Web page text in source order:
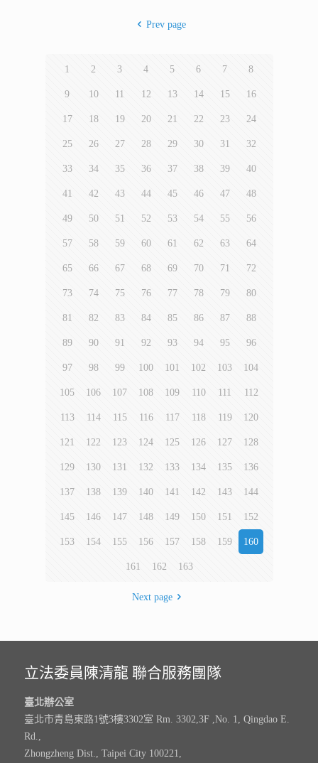
Prev page
1 2 3 4 5 6 7 8
9 10 11 12 13 14 15 16
17 18 19 20 21 22 23 24
25 26 27 28 29 30 31 32
33 34 35 36 37 38 39 40
41 42 43 44 45 46 47 48
49 50 51 52 53 54 55 56
57 58 59 60 61 62 63 64
65 66 67 68 69 70 71 72
73 74 75 76 77 78 79 80
81 82 83 84 85 86 87 88
89 90 91 92 93 94 95 96
97 98 99 100 101 102 103 104
105 106 107 108 109 110 111 112
113 114 115 116 117 118 119 120
121 122 123 124 125 126 127 128
129 130 131 132 133 134 135 136
137 138 139 140 141 142 143 144
145 146 147 148 149 150 151 152
153 154 155 156 157 158 159 160
161 162 163
Next page
立法委員陳清龍 聯合服務團隊
臺北辦公室
臺北市青島東路1號3樓3302室 Rm. 3302,3F ,No. 1, Qingdao E.
Rd.,
Zhongzheng Dist., Taipei City 100221,